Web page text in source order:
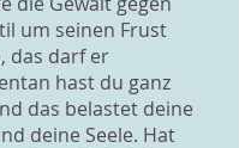
um seinen Frust
das darf er
hast du ganz
das belastet deine
deine Seele. Hat